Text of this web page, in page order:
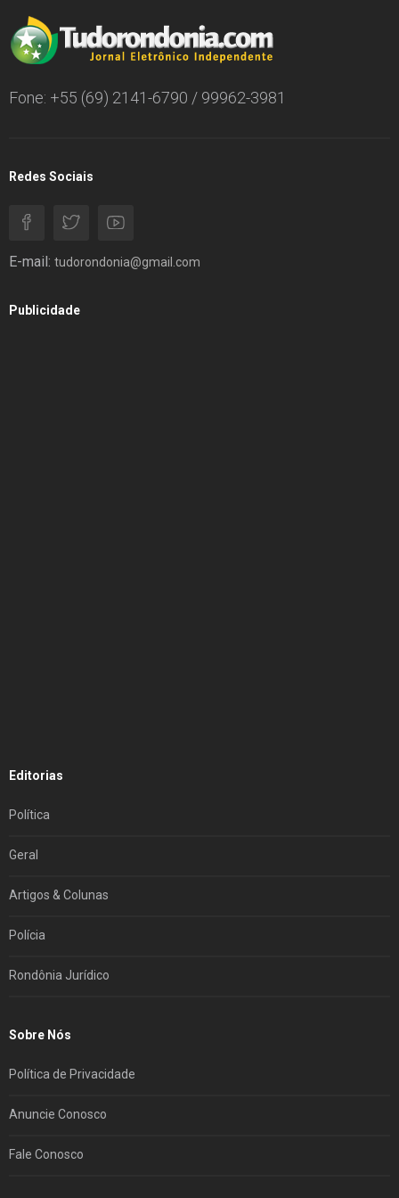
Fone: +55 (69) 2141-6790 / 99962-3981
Redes Sociais
E-mail: tudorondonia@gmail.com
Publicidade
Editorias
Política
Geral
Artigos & Colunas
Polícia
Rondônia Jurídico
Sobre Nós
Política de Privacidade
Anuncie Conosco
Fale Conosco